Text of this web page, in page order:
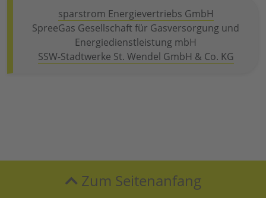
sparstrom Energievertriebs GmbH
SpreeGas Gesellschaft für Gasversorgung und
Energiedienstleistung mbH
SSW-Stadtwerke St. Wendel GmbH & Co. KG
Zum Seitenanfang